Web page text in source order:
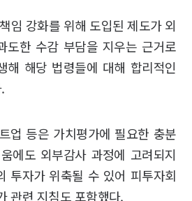
임 강화를 위해 도입된 제도가 외
도한 수감 부담을 지우는 근거로
해 해당 법령들에 대해 합리적인
업 등은 가치평가에 필요한 충분
에도 외부감사 과정에 고려되지
투자가 위축될 수 있어 피투자회
관련 지침도 포함했다.